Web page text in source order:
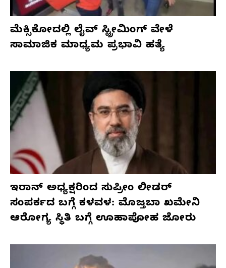
ಮೆಕ್ಸಿಕೋದಲ್ಲಿ ಲೈವ್ ಸ್ಟ್ರೀಮಿಂಗ್ ವೇಳೆ
ಸಾಮಾಜಿಕ ಮಾಧ್ಯಮ ಪ್ರಭಾವಿ ಹತ್ಯೆ
ಇರಾನ್ ಅಧ್ಯಕ್ಷರಿಂದ ಸುಪ್ರೀಂ ಲೀಡರ್
ಸಂಪರ್ಕದ ಬಗ್ಗೆ ಕಳವಳ: ಮೊಜ್ತಬಾ ಖಮೇನಿ
ಆರೋಗ್ಯ ಸ್ಥಿತಿ ಬಗ್ಗೆ ಊಹಾಪೋಹ ಜೋರು